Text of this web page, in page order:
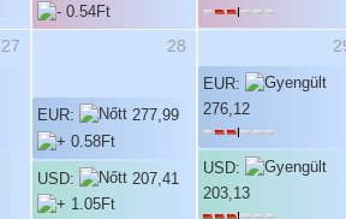
27 28
EUR: 277,99
USD: 207,41
EUR:
276,12
USD:
203,13